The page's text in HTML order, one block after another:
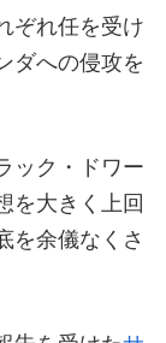
ぞれ任を受け
ダへの侵攻を
ック・ドワー
を大きく上回
を余儀なくさ